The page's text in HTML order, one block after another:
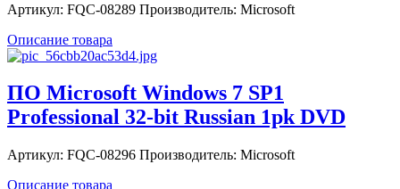
Артикул: FQC-08289 Производитель: Microsoft
Описание товара
ПО Microsoft Windows 7 SP1
Professional 32-bit Russian 1pk DVD
Артикул: FQC-08296 Производитель: Microsoft
Описание товара